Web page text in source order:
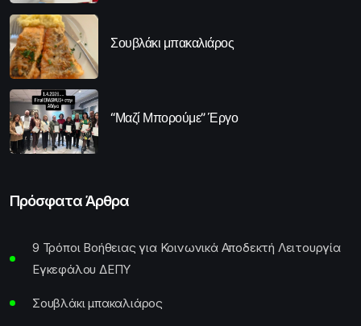
Σουβλάκι μπακαλιάρος
“Μαζί Μπορούμε” Έργο
Πρόσφατα Άρθρα
9 Τρόποι Βοήθειας για Κοινωνικά Αποδεκτή Λειτουργία
Εγκεφάλου ΔΕΠΥ
Σουβλάκι μπακαλιάρος